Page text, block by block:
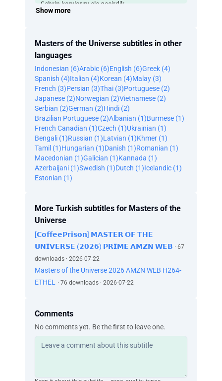
Şehrin kapılarını ele geçirdik.
Şato elimizde. Thenurian'ı da ele geçirmek
Hâlâ direnişin lideri.
Gün sona ermeden onu da yakalayacağımızı
garanti ederim.
Önümde diz çökmesini istiyorum.
Bunca zamandan sonra
Gölgeler Şatosu bizim.
Hayır!
Benim.
Gölgeler Şatosu'nun gücünü henüz ele
geçiremedin.
Benimle konuşan biri var.
Evet. Büyücü.
Güzel esirim.
Karanlık seni sarmak için yükseliyor.
Karanlık, aydınlığın etrafını sarabilir ama
üzerini örtemez.
Hâlâ kazanmış değilsin İskeletor.
He-Man hâlâ hayatta.
-Hissediyorum. -Öyle mi?
Eternia halkı, savaş sona erdi.
Gölgeler Şatosu'nun büyücüsü artık esirim
ve güçleri bana geçmiş durumda.
Show more
Masters of the Universe subtitles in other
languages
Indonesian (6)Arabic (6)English (6)Greek (4)
Spanish (4)Italian (4)Korean (4)Malay (3)
French (3)Persian (3)Thai (3)Portuguese (2)
Japanese (2)Norwegian (2)Vietnamese (2)
Serbian (2)German (2)Hindi (2)
Brazilian Portuguese (2)Albanian (1)Burmese (1)
French Canadian (1)Czech (1)Ukrainian (1)
Bengali (1)Russian (1)Latvian (1)Khmer (1)
Tamil (1)Hungarian (1)Danish (1)Romanian (1)
Macedonian (1)Galician (1)Kannada (1)
Azerbaijani (1)Swedish (1)Dutch (1)Icelandic (1)
Estonian (1)
More Turkish subtitles for Masters of the
Universe
[𝗖𝗼𝗳𝗳𝗲𝗲𝗣𝗿𝗶𝘀𝗼𝗻] 𝗠𝗔𝗦𝗧𝗘𝗥 𝗢𝗙 𝗧𝗛𝗘
𝗨𝗡𝗜𝗩𝗘𝗥𝗦𝗘 (𝟮𝟬𝟮𝟲) 𝗣𝗥𝗜𝗠𝗘 𝗔𝗠𝗭𝗡 𝗪𝗘𝗕 · 67
downloads · 2026-07-22
Masters of the Universe 2026 AMZN WEB H264-
ETHEL
· 76 downloads · 2026-07-22
Comments
No comments yet. Be the first to leave one.